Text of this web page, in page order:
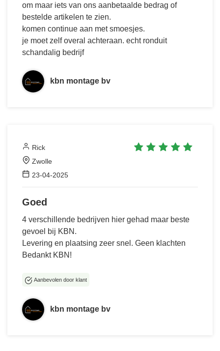
om maar iets van ons aanbetaalde bedrag of
bestelde artikelen te zien.
komen continue aan met smoesjes.
je moet zelf overal achteraan. echt ronduit
schandalig bedrijf
kbn montage bv
Rick
Zwolle
23-04-2025
Goed
4 verschillende bedrijven hier gehad maar beste
gevoel bij KBN.
Levering en plaatsing zeer snel. Geen klachten
Bedankt KBN!
kbn montage bv
Aanbevolen door klant